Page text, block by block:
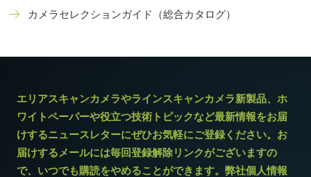
カメラセレクションガイド（総合カタログ）
エリアスキャンカメラやラインスキャンカメラ新製品、ホ
ワイトペーパーや役立つ技術トピックなど最新情報をお届
けするニュースレターにぜひお気軽にご登録ください。お
届けするメールには毎回登録解除リンクがございますの
で、いつでも購読をやめることができます。弊社個人情報